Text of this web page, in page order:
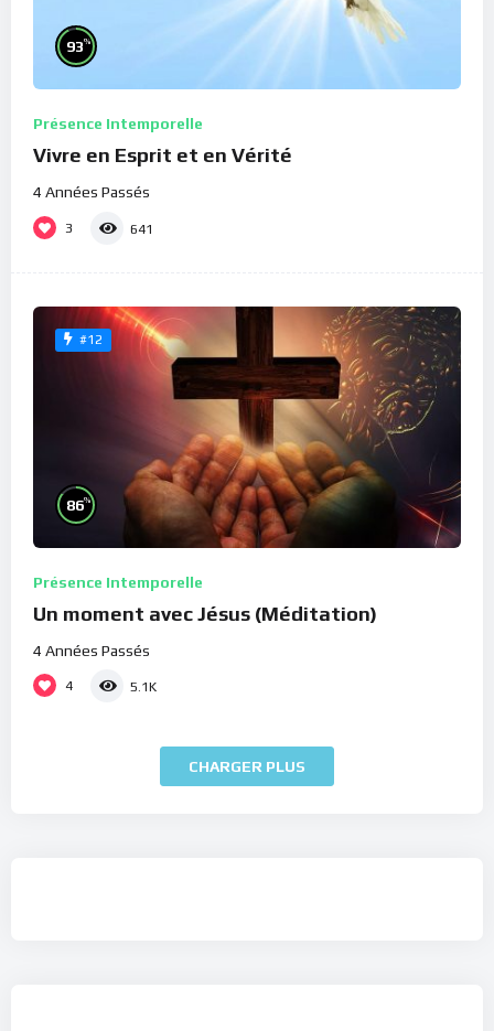
93%
Présence Intemporelle
Vivre en Esprit et en Vérité
4 Années Passés
3 641
#12
86%
Présence Intemporelle
Un moment avec Jésus (Méditation)
4 Années Passés
4 5.1K
CHARGER PLUS